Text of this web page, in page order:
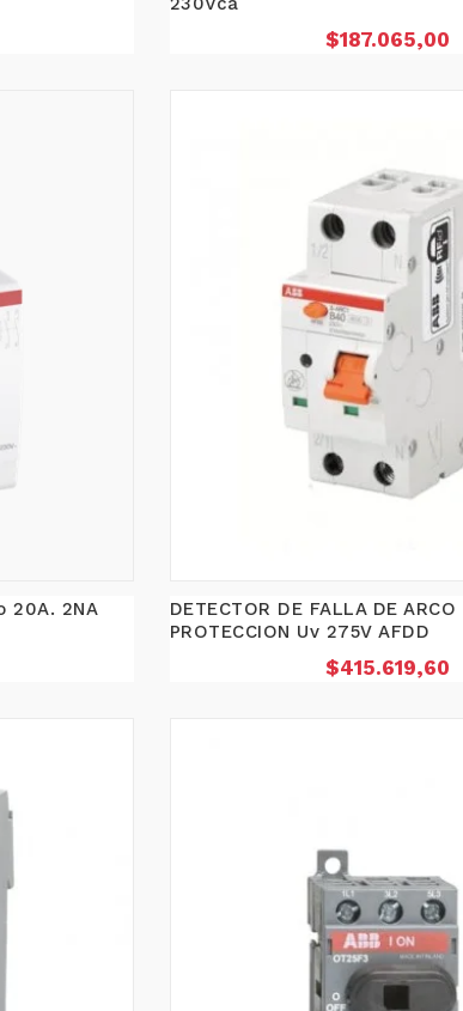
Precio
$187.065,00
20A. 2NA
DETECTOR DE FALLA DE ARCO
PROTECCION Uv 275V AFDD
Precio
$415.619,60